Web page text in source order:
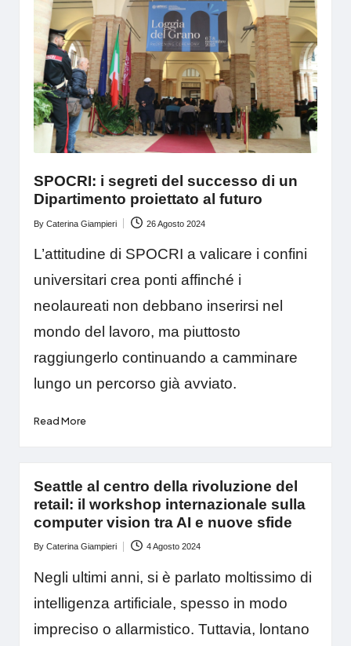
SPOCRI: i segreti del successo di un
Dipartimento proiettato al futuro
Posted
By Caterina Giampieri 26 Agosto 2024
L’attitudine di SPOCRI a valicare i confini
universitari crea ponti affinché i
neolaureati non debbano inserirsi nel
mondo del lavoro, ma piuttosto
raggiungerlo continuando a camminare
lungo un percorso già avviato.
Read More
Seattle al centro della rivoluzione del
retail: il workshop internazionale sulla
computer vision tra AI e nuove sfide
Posted
By Caterina Giampieri 4 Agosto 2024
Negli ultimi anni, si è parlato moltissimo di
intelligenza artificiale, spesso in modo
impreciso o allarmistico. Tuttavia, lontano